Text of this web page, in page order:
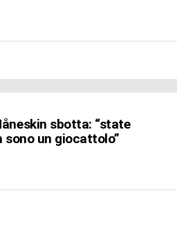
sbotta: “state
sono un giocattolo”